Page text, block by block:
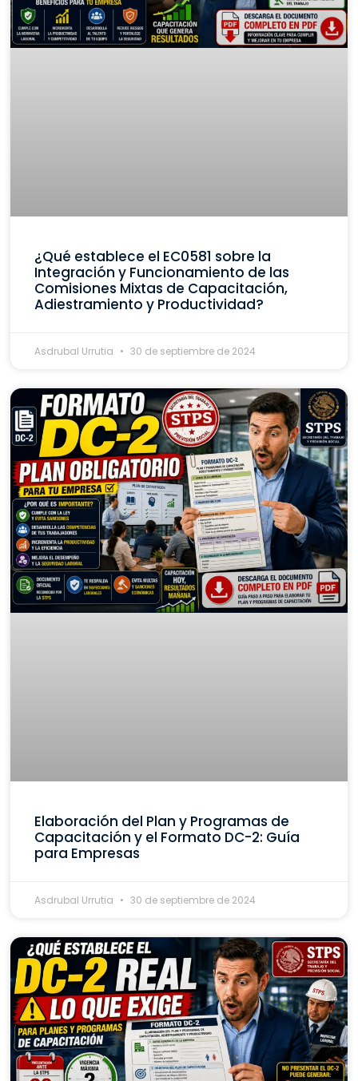
¿Qué establece el EC0581 sobre la
Integración y Funcionamiento de las
Comisiones Mixtas de Capacitación,
Adiestramiento y Productividad?
Asdrubal Urrutia 30 de septiembre de 2024
Elaboración del Plan y Programas de
Capacitación y el Formato DC-2: Guía
para Empresas
Asdrubal Urrutia 30 de septiembre de 2024